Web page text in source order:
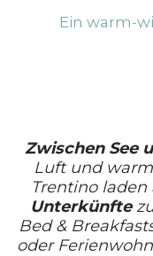
Ein warm-
Zwischen See
Luft und
Trentino
Unterkünfte
Bed &
oder